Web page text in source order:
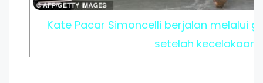
Kate Pacar Simoncelli berjalan melalui
setelah kecelakaan